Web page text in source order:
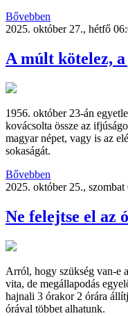
Bővebben
2025. október 27., hétfő
A múlt kötelez, a
1956. október 23-án
kovácsolta össze az
magyar népet, vagy is az
sokaságát.
Bővebben
2025. október 25., szombat
Ne felejtse el az
Arról, hogy szükség van-e
vita, de megállapodás
hajnali 3 órakor 2 órára
órával többet alhatunk.